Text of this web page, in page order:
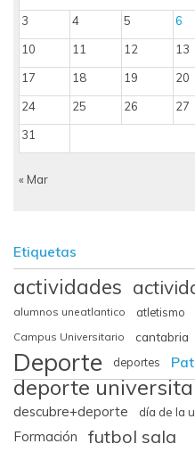
3
4 5 6
10
11 12 13
17
18 19 20
24
25 26 27
31
« Mar
Etiquetas
actividades
alumnos uneatlantico atletismo
Campus Universitario cantabria
Deporte deportes
deporte
descubre+deporte día de la
Formación futbol sala